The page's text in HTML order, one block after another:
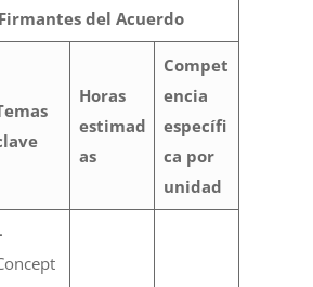
del Acuerdo
Horas
estimad
as
Compet
encia
específi
ca por
unidad